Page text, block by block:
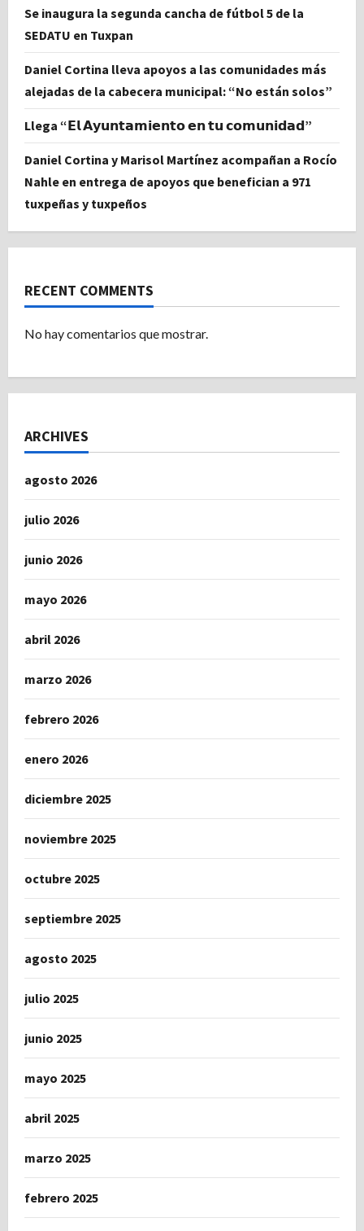
Se inaugura la segunda cancha de fútbol 5 de la
SEDATU en Tuxpan
Daniel Cortina lleva apoyos a las comunidades más
alejadas de la cabecera municipal: “No están solos”
Llega “𝗘𝗹 𝗔𝘆𝘂𝗻𝘁𝗮𝗺𝗶𝗲𝗻𝘁𝗼 𝗲𝗻 𝘁𝘂 𝗰𝗼𝗺𝘂𝗻𝗶𝗱𝗮𝗱”
Daniel Cortina y Marisol Martínez acompañan a Rocío
Nahle en entrega de apoyos que benefician a 971
tuxpeñas y tuxpeños
RECENT COMMENTS
No hay comentarios que mostrar.
ARCHIVES
agosto 2026
julio 2026
junio 2026
mayo 2026
abril 2026
marzo 2026
febrero 2026
enero 2026
diciembre 2025
noviembre 2025
octubre 2025
septiembre 2025
agosto 2025
julio 2025
junio 2025
mayo 2025
abril 2025
marzo 2025
febrero 2025